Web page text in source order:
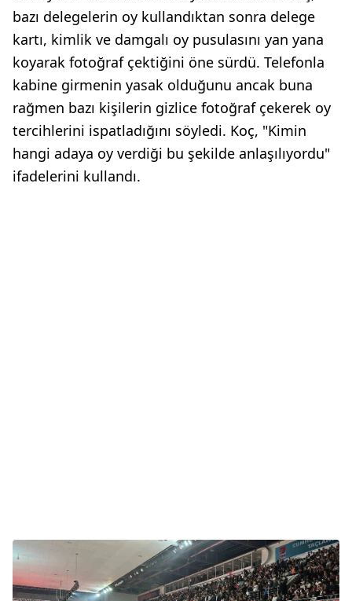
bazı delegelerin oy kullandıktan sonra delege
kartı, kimlik ve damgalı oy pusulasını yan yana
koyarak fotoğraf çektiğini öne sürdü. Telefonla
kabine girmenin yasak olduğunu ancak buna
rağmen bazı kişilerin gizlice fotoğraf çekerek oy
tercihlerini ispatladığını söyledi. Koç, "Kimin
hangi adaya oy verdiği bu şekilde anlaşılıyordu"
ifadelerini kullandı.